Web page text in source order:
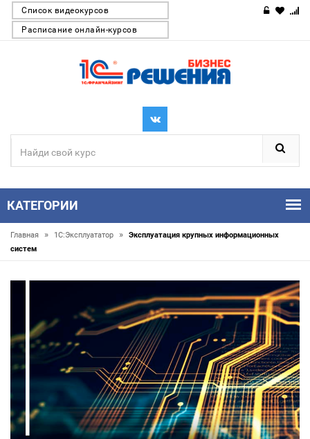
Список видеокурсов
Расписание онлайн-курсов
КАТЕГОРИИ
Главная » 1С:Эксплуататор »
Эксплуатация крупных информационных
систем